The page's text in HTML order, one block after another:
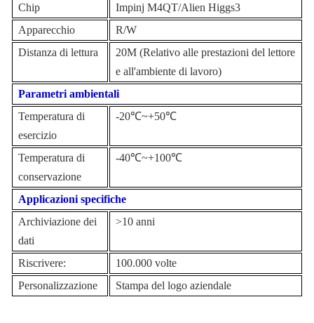
Chip
Impinj M4QT/Alien Higgs3
Apparecchio
R/W
Distanza di lettura
20M (Relativo alle prestazioni del lettore
e all'ambiente di lavoro)
Parametri ambientali
Temperatura di
esercizio
-20℃~+50℃
Temperatura di
conservazione
-40℃~+100℃
Applicazioni specifiche
Archiviazione dei
dati
>10 anni
Riscrivere:
100.000 volte
Personalizzazione
Stampa del logo aziendale